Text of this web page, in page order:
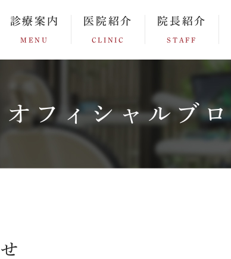
診療案内
MENU
医院紹介
CLINIC
院長紹介
STAFF
オフィシャルブ